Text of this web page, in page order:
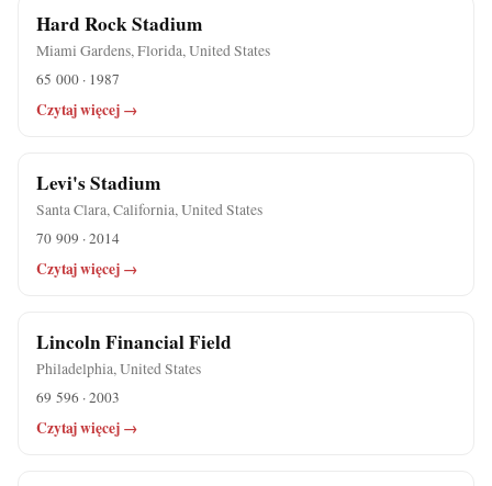
Hard Rock Stadium
Miami Gardens, Florida, United States
65 000 · 1987
Czytaj więcej →
Levi's Stadium
Santa Clara, California, United States
70 909 · 2014
Czytaj więcej →
Lincoln Financial Field
Philadelphia, United States
69 596 · 2003
Czytaj więcej →